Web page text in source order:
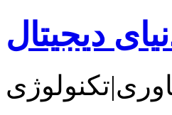
دیجیتال